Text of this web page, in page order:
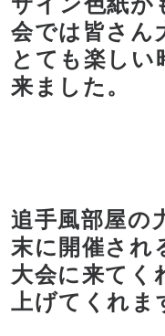
会では皆さん
とても楽しい
来ました。
追手風部屋の
末に開催され
大会に来てく
上げてくれま